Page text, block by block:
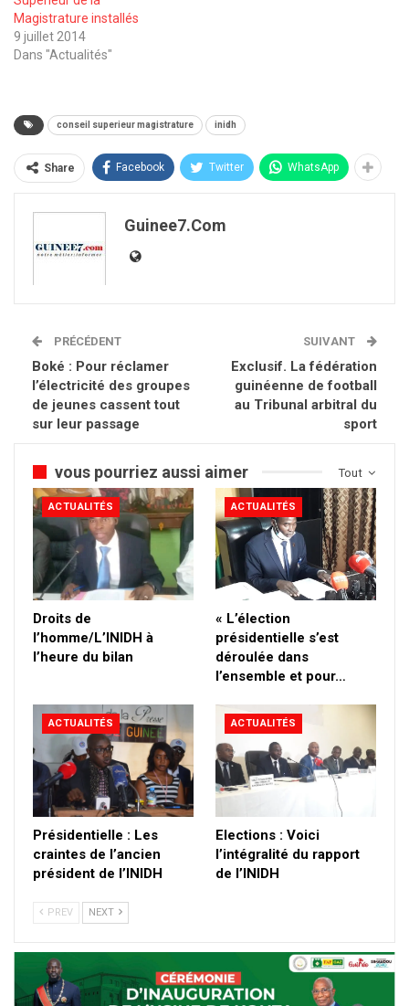
Magistrature installés
9 juillet 2014
Dans "Actualités"
conseil superieur magistrature inidh
Share Facebook Twitter WhatsApp
Guinee7.com
PRÉCÉDENT
Boké : Pour réclamer
l’électricité des groupes
de jeunes cassent tout
sur leur passage
SUIVANT
Exclusif. La fédération
guinéenne de football
au Tribunal arbitral du
sport
Tout
vous pourriez aussi aimer
ACTUALITÉS
Droits de
l’homme/L’INIDH à
l’heure du bilan
ACTUALITÉS
« L’élection
présidentielle s’est
déroulée dans
l’ensemble et pour…
ACTUALITÉS
Présidentielle : Les
craintes de l’ancien
président de l’INIDH
ACTUALITÉS
Elections : Voici
l’intégralité du rapport
de l’INIDH
PREV NEXT